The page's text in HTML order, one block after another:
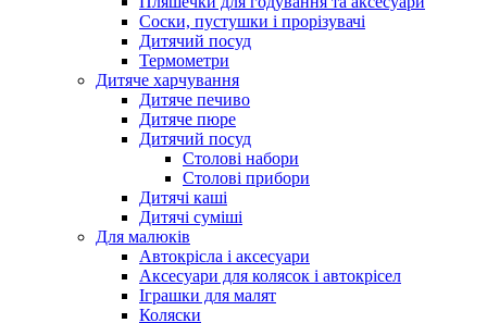
Соски, пустушки і прорізувачі
Дитячий посуд
Термометри
Дитяче харчування
Дитяче печиво
Дитяче пюре
Дитячий посуд
Столові набори
Столові прибори
Дитячі каші
Дитячі суміші
Для малюків
Автокрісла і аксесуари
Аксесуари для колясок і автокрісел
Іграшки для малят
Коляски